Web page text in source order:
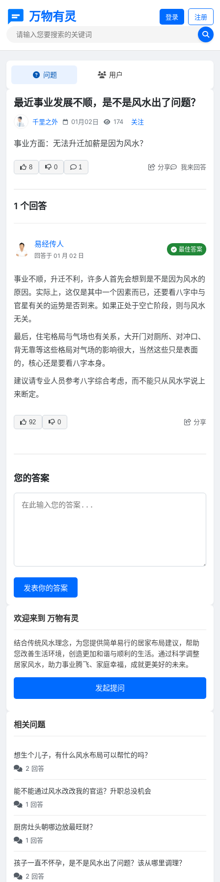
万物有灵 登录 注册
问题 用户
最近事业发展不顺，是不是风水出了问题？
千里之外 01月02日 174 关注
事业方面：无法升迁加薪是因为风水？
8 0 1 分享 我来回答
1 个回答
易经传人
回答于 01 月 02 日
最佳答案
事业不顺，升迁不利，许多人首先会想到是不是因为风水的
原因。实际上，这仅是其中一个因素而已，还要看八字中与
官星有关的运势是否到来。如果正处于空亡阶段，则与风水
无关。
最后，住宅格局与气场也有关系，大开门对厕所、对冲口、
背无靠等这些格局对气场的影响很大，当然这些只是表面
的，核心还是要看八字本身。
建议请专业人员参考八字综合考虑，而不能只从风水学说上
来断定。
92 0 分享
您的答案
发表你的答案
欢迎来到 万物有灵
结合传统风水理念，为您提供简单易行的居家布局建议，帮助
您改善生活环境，创造更加和谐与顺利的生活。通过科学调整
居家风水，助力事业腾飞、家庭幸福，成就更美好的未来。
发起提问
相关问题
想生个儿子，有什么风水布局可以帮忙的吗？
2 回答
能不能通过风水改改我的官运？升职总没机会
1 回答
厨房灶头朝哪边放最旺财？
1 回答
孩子一直不怀孕，是不是风水出了问题？该从哪里调理？
2 回答